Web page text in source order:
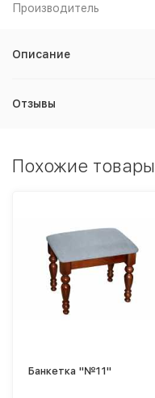
Производитель
Описание
Отзывы
Похожие товары
Банкетка "№11"